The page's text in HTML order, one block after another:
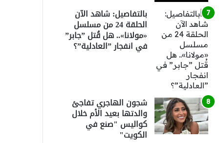
بالتفاصيل: شاهد الآن
الحلقة 24 من مسلسل
«مولانا».. هل قُتل ”جابر”
في انفجار ”العادلية”؟
شجون الهاجري تفاجئ
والدتها بعيد الأم خلال
كواليس "صنع في
الكويت"